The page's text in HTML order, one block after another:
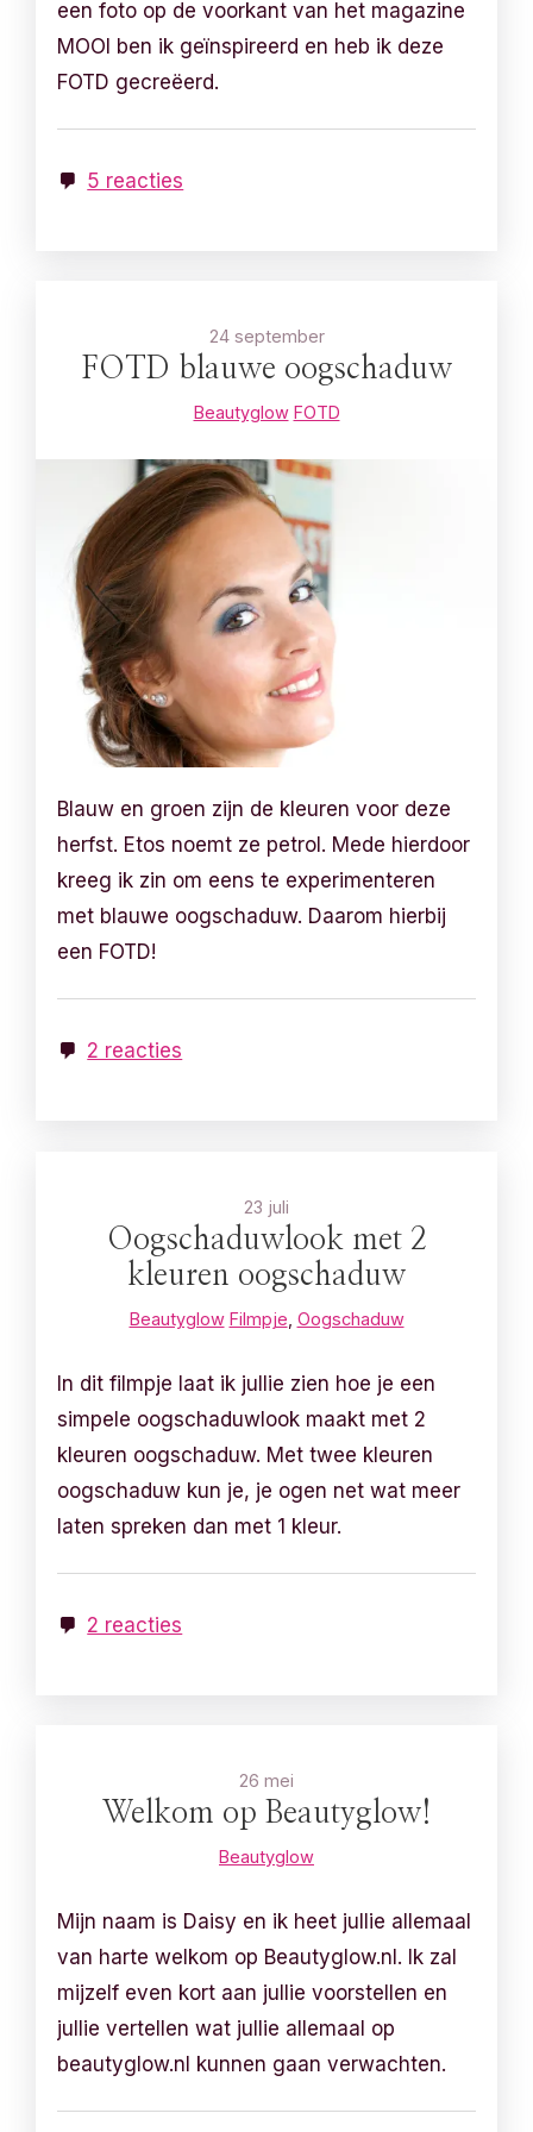
een foto op de voorkant van het magazine
MOOI ben ik geïnspireerd en heb ik deze
FOTD gecreëerd.
5 reacties
24 september
FOTD blauwe oogschaduw
Beautyglow FOTD
Blauw en groen zijn de kleuren voor deze
herfst. Etos noemt ze petrol. Mede hierdoor
kreeg ik zin om eens te experimenteren
met blauwe oogschaduw. Daarom hierbij
een FOTD!
2 reacties
23 juli
Oogschaduwlook met 2
kleuren oogschaduw
Beautyglow Filmpje Oogschaduw
In dit filmpje laat ik jullie zien hoe je een
simpele oogschaduwlook maakt met 2
kleuren oogschaduw. Met twee kleuren
oogschaduw kun je, je ogen net wat meer
laten spreken dan met 1 kleur.
2 reacties
26 mei
Welkom op Beautyglow!
Beautyglow
Mijn naam is Daisy en ik heet jullie allemaal
van harte welkom op Beautyglow.nl. Ik zal
mijzelf even kort aan jullie voorstellen en
jullie vertellen wat jullie allemaal op
beautyglow.nl kunnen gaan verwachten.